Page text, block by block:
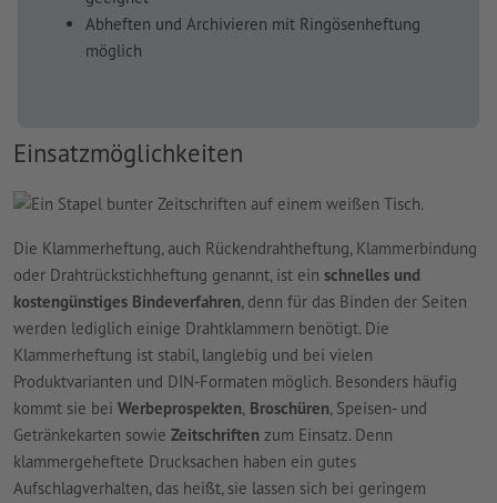
Abheften und Archivieren mit Ringösenheftung
möglich
Einsatzmöglichkeiten
Die Klammerheftung, auch Rückendrahtheftung, Klammerbindung
oder Drahtrückstichheftung genannt, ist ein schnelles und
kostengünstiges Bindeverfahren, denn für das Binden der Seiten
werden lediglich einige Drahtklammern benötigt. Die
Klammerheftung ist stabil, langlebig und bei vielen
Produktvarianten und DIN-Formaten möglich. Besonders häufig
kommt sie bei Werbeprospekten, Broschüren, Speisen- und
Getränkekarten sowie Zeitschriften zum Einsatz. Denn
klammergeheftete Drucksachen haben ein gutes
Aufschlagverhalten, das heißt, sie lassen sich bei geringem